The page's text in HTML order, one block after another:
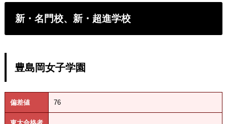
新・名門校、新・超進学校
豊島岡女子学園
偏差値 76